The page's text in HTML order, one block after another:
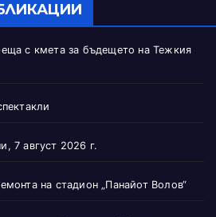
с кмета за бъдещето на Тежкия
7 август 2026 г.
на стадион „Панайот Волов“